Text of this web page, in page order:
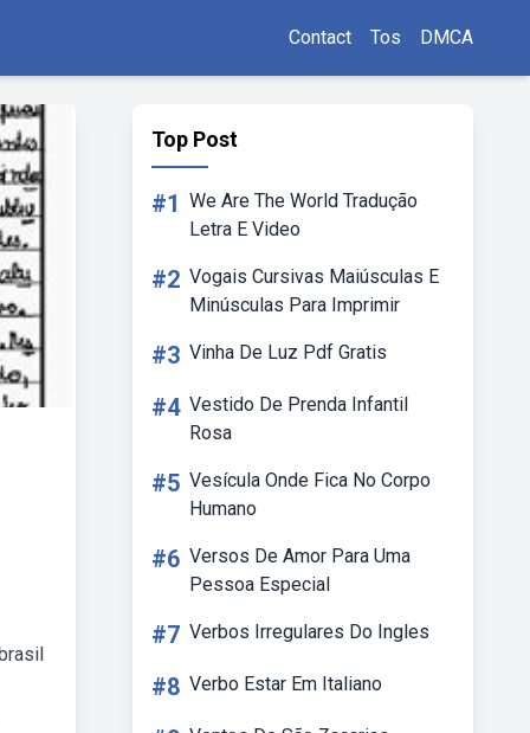
Contact Tos DMCA
Top Post
#1 We Are The World Tradução
Letra E Video
#2 Vogais Cursivas Maiúsculas E
Minúsculas Para Imprimir
#3 Vinha De Luz Pdf Gratis
#4 Vestido De Prenda Infantil
Rosa
#5 Vesícula Onde Fica No Corpo
Humano
#6 Versos De Amor Para Uma
Pessoa Especial
#7 Verbos Irregulares Do Ingles
#8 Verbo Estar Em Italiano